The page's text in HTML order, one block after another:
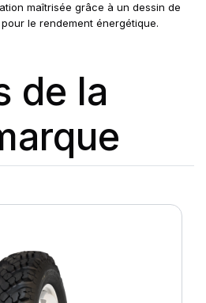
maîtrisée grâce à un dessin de
le rendement énergétique.
de la